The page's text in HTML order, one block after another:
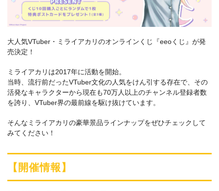
大人気VTuber・ミライアカリのオンラインくじ『eeoくじ』が発
売決定！
ミライアカリは2017年に活動を開始。
当時、流行前だったVTuber文化の人気をけん引する存在で、その
活発なキャラクターから現在も70万人以上のチャンネル登録者数
を誇り、VTuber界の最前線を駆け抜けています。
そんなミライアカリの豪華景品ラインナップをぜひチェックして
みてください！
【開催情報】